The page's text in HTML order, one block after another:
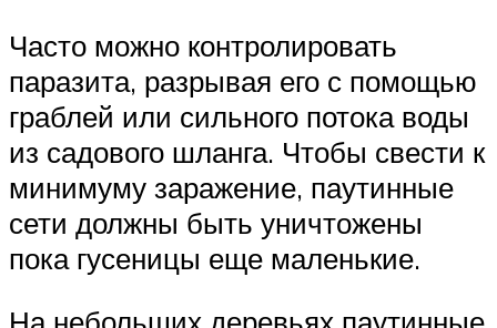
Часто можно контролировать
паразита, разрывая его с помощью
граблей или сильного потока воды
из садового шланга. Чтобы свести к
минимуму заражение, паутинные
сети должны быть уничтожены
пока гусеницы еще маленькие.